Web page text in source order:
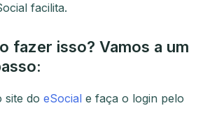
facilita.
fazer isso? Vamos a um
site do eSocial e faça o login pelo